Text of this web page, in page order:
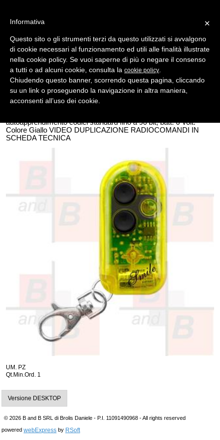
Indietro
TELECOMANDI - AUTOMAZIONE > TELECOMANDI COMPATIBILI
telecomando tx 2 canali smile giallo
autoapprendimento codici standard fino a 96 bit, batt. 6 Volt.
Colore Giallo VIDEO DUPLICAZIONE RADIOCOMANDI IN
SCHEDA TECNICA
UM. PZ
Qt.Min.Ord. 1
Versione DESKTOP
© 2026 B and B SRL di Brolis Daniele - P.I. 11091490968 - All rights reserved
powered webExpress by RSoft
×
Informativa
Questo sito o gli strumenti terzi da questo utilizzati si avvalgono
di cookie necessari al funzionamento ed utili alle finalità illustrate
nella cookie policy. Se vuoi saperne di più o negare il consenso
a tutti o ad alcuni cookie, consulta la cookie policy
Chiudendo questo banner, scorrendo questa pagina, cliccando
su un link o proseguendo la navigazione in altra maniera,
acconsenti all’uso dei cookie.